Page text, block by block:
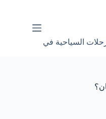
السياحية في